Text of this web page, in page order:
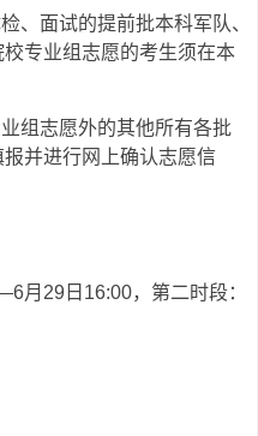
、面试的提前批本科军队、
专业组志愿的考生须在本
组志愿外的其他所有各批
并进行网上确认志愿信
月29日16:00，第二时段：